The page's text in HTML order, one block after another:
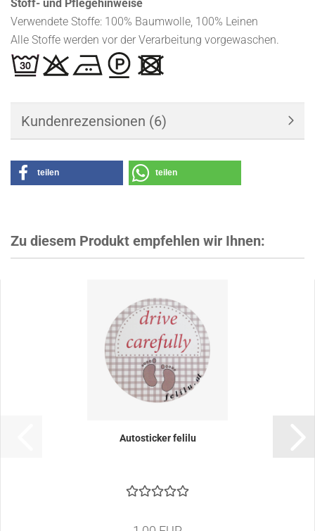
Stoff- und Pflegehinweise
Verwendete Stoffe: 100% Baumwolle, 100% Leinen
Alle Stoffe werden vor der Verarbeitung vorgewaschen.
Kundenrezensionen (6)
teilen teilen
Zu diesem Produkt empfehlen wir Ihnen:
Autosticker felilu